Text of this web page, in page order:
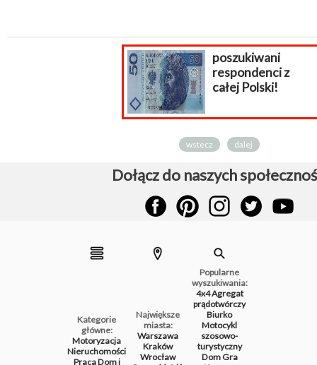
poszukiwani
respondenci z
całej Polski!
wstecz dalej
Dołącz do naszych
Kategorie
główne:
Motoryzacja
Nieruchomości
PracaDom i
Największe
miasta:
Warszawa
Kraków
Wrocław
Popularne
wyszukiwania:
4x4Agregat
prądotwórczy
Biurko
Motocykl
szosowo-
turystyczny
DomGra